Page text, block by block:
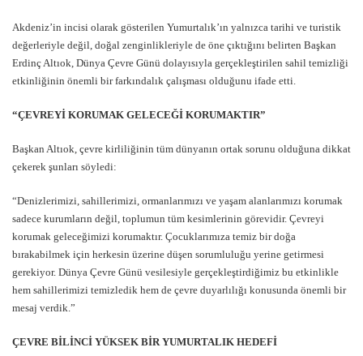
Akdeniz’in incisi olarak gösterilen Yumurtalık’ın yalnızca tarihi ve turistik
değerleriyle değil, doğal zenginlikleriyle de öne çıktığını belirten Başkan
Erdinç Altıok, Dünya Çevre Günü dolayısıyla gerçekleştirilen sahil temizliği
etkinliğinin önemli bir farkındalık çalışması olduğunu ifade etti.
“ÇEVREYİ KORUMAK GELECEĞİ KORUMAKTIR”
Başkan Altıok, çevre kirliliğinin tüm dünyanın ortak sorunu olduğuna dikkat
çekerek şunları söyledi:
“Denizlerimizi, sahillerimizi, ormanlarımızı ve yaşam alanlarımızı korumak
sadece kurumların değil, toplumun tüm kesimlerinin görevidir. Çevreyi
korumak geleceğimizi korumaktır. Çocuklarımıza temiz bir doğa
bırakabilmek için herkesin üzerine düşen sorumluluğu yerine getirmesi
gerekiyor. Dünya Çevre Günü vesilesiyle gerçekleştirdiğimiz bu etkinlikle
hem sahillerimizi temizledik hem de çevre duyarlılığı konusunda önemli bir
mesaj verdik.”
ÇEVRE BİLİNCİ YÜKSEK BİR YUMURTALIK HEDEFİ